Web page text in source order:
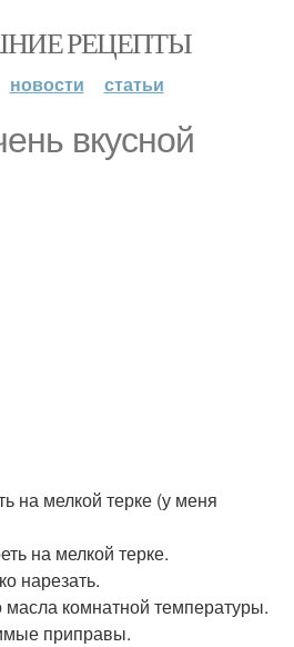
РЕЦЕПТЫ
новости статьи
вкусной
на мелкой терке (у меня
на мелкой терке.
нарезать.
масла комнатной температуры.
приправы.